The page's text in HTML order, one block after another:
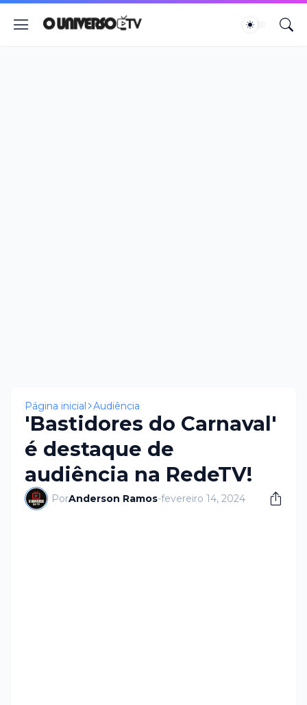
Página inicial Audiência
'Bastidores do Carnaval'
é destaque de
audiência na RedeTV!
PorAnderson Ramos-fevereiro 14, 2024